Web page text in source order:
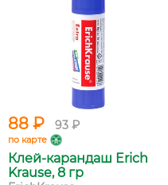
88 ₽ 93 ₽
по карте
Клей-карандаш Erich
Krause, 8 гр